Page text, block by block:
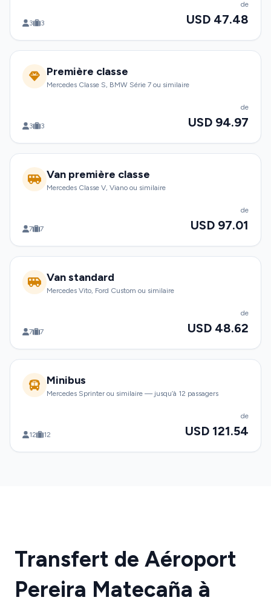
3 3
de
USD 47.48
Première classe
Mercedes Classe S, BMW Série 7 ou similaire
3 3
de
USD 94.97
Van première classe
Mercedes Classe V, Viano ou similaire
7 7
de
USD 97.01
Van standard
Mercedes Vito, Ford Custom ou similaire
7 7
de
USD 48.62
Minibus
Mercedes Sprinter ou similaire — jusqu’à 12 passagers
12 12
de
USD 121.54
Transfert de Aéroport
Pereira Matecaña à